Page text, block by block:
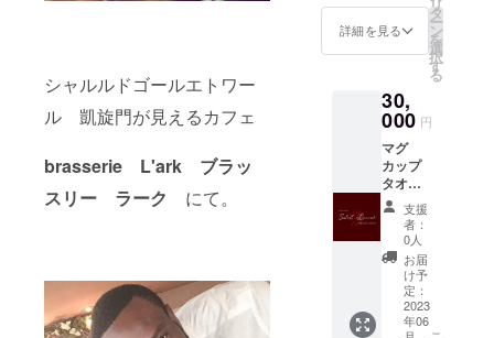
シャルルドゴールエトワー
ル 凱旋門が見えるカフェ
brasserie L'ark ブラッ
スリー ラーク にて。
入り ＜
ライン
ナップ
＞ ・ペ
コチャ
パンパ
焦がし
キャラ
メルの
ような
程よい
苦味と
爽やか
な酸味
が特徴
です ・
コンゴ
民主共
詳細を見る
タ
ー
ン
を
選
択
す
る
30,
000 円
マグ
カップ
タオル
焼菓子
10個
セット
特定原
材料:小
麦
卵
アーモ
支援
者：
0人
お届
け予
定：
2023
年06